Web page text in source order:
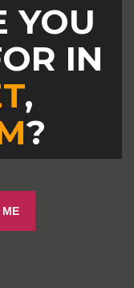
YOU
IN
,
?